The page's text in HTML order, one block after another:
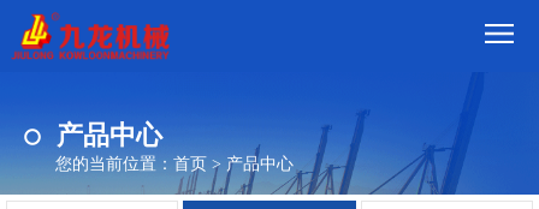
们
产
产品中心
您的当前位置： 首页 > 产品中心